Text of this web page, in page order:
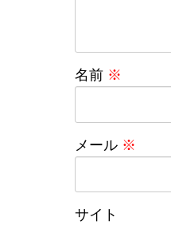
名前 ※
メール ※
サイト